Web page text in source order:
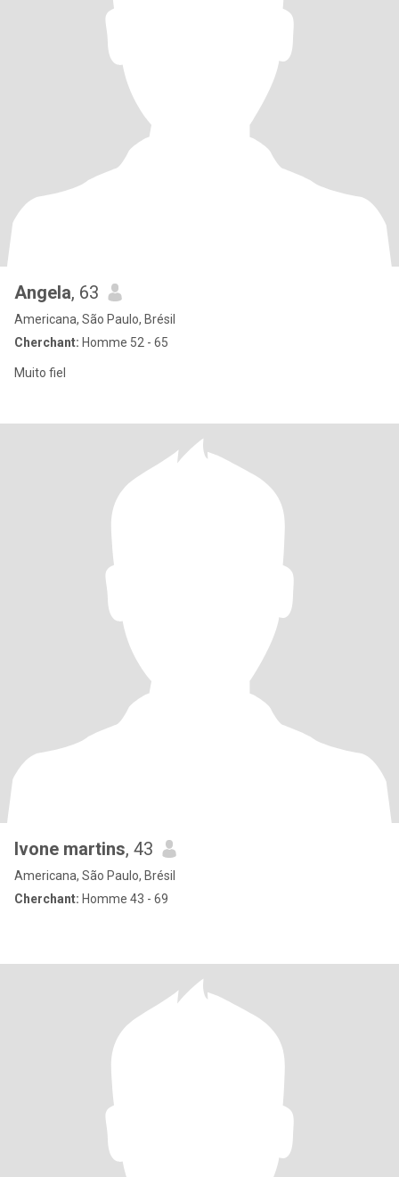
Angela, 63
Americana, São Paulo, Brésil
Cherchant: Homme 52 - 65
Muito fiel
Ivone martins, 43
Americana, São Paulo, Brésil
Cherchant: Homme 43 - 69